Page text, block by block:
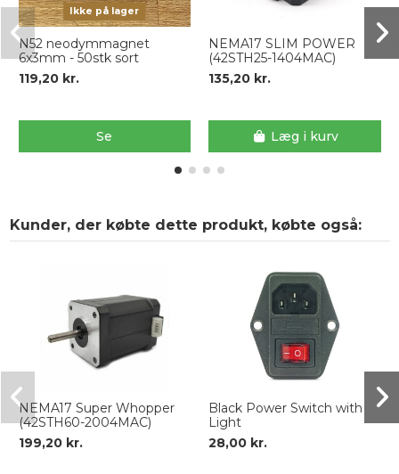
Ikke på lager
N52 neodymmagnet
6x3mm - 50stk sort
119,20 kr.
Se
NEMA17 SLIM POWER
(42STH25-1404MAC)
135,20 kr.
Læg i kurv
Kunder, der købte dette produkt, købte også:
NEMA17 Super Whopper
(42STH60-2004MAC)
199,20 kr.
Black Power Switch with
Light
28,00 kr.